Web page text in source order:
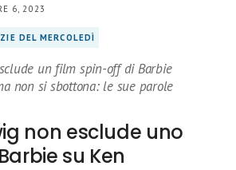
6, 2023
DEL MERCOLEDÌ
un film spin-off di Barbie
non si sbottona: le sue parole
non esclude uno
su Ken